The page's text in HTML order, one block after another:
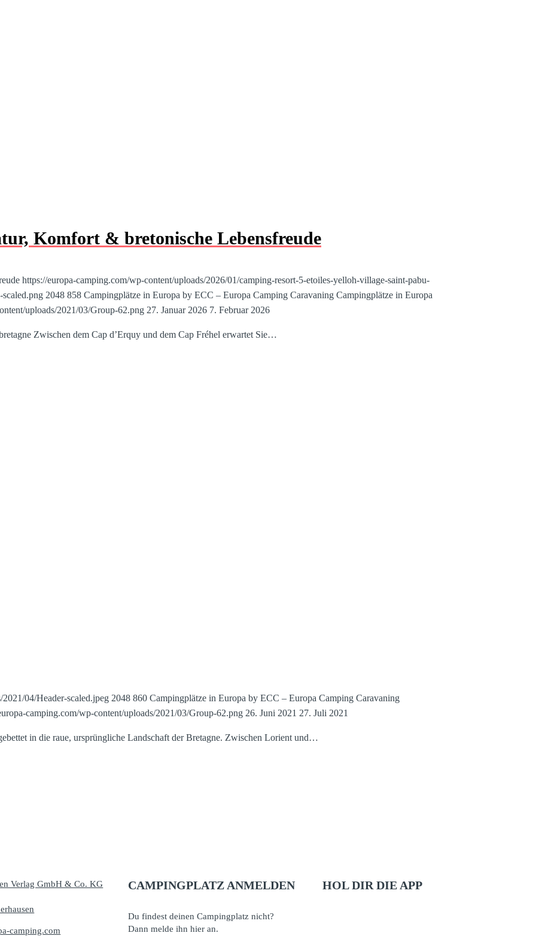
Komfort & bretonische Lebensfreude
https://europa-camping.com/wp-content/uploads/2026/01/camping-resort-5-etoiles-yelloh-village-saint-pabu-
scaled.png 2048 858 Campingplätze in Europa by ECC – Europa Camping Caravaning Campingplätze in Europa
uploads/2021/03/Group-62.png 27. Januar 2026 7. Februar 2026
Zwischen dem Cap d’Erquy und dem Cap Fréhel erwartet Sie…
04/Header-scaled.jpeg 2048 860 Campingplätze in Europa by ECC – Europa Camping Caravaning
camping.com/wp-content/uploads/2021/03/Group-62.png 26. Juni 2021 27. Juli 2021
in die raue, ursprüngliche Landschaft der Bretagne. Zwischen Lorient und…
Verlag GmbH & Co. KG
camping.com
CAMPINGPLATZ ANMELDEN
Du findest deinen Campingplatz nicht?
Dann melde ihn hier an.
HOL DIR DIE APP